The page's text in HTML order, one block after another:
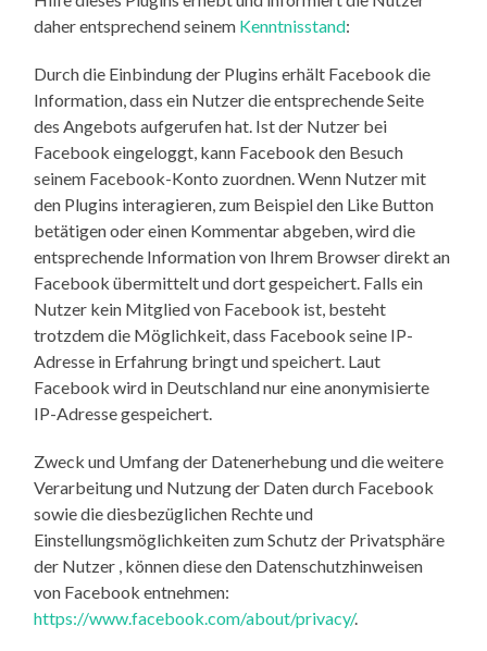
daher entsprechend seinem Kenntnisstand:
Durch die Einbindung der Plugins erhält Facebook die
Information, dass ein Nutzer die entsprechende Seite
des Angebots aufgerufen hat. Ist der Nutzer bei
Facebook eingeloggt, kann Facebook den Besuch
seinem Facebook-Konto zuordnen. Wenn Nutzer mit
den Plugins interagieren, zum Beispiel den Like Button
betätigen oder einen Kommentar abgeben, wird die
entsprechende Information von Ihrem Browser direkt an
Facebook übermittelt und dort gespeichert. Falls ein
Nutzer kein Mitglied von Facebook ist, besteht
trotzdem die Möglichkeit, dass Facebook seine IP-
Adresse in Erfahrung bringt und speichert. Laut
Facebook wird in Deutschland nur eine anonymisierte
IP-Adresse gespeichert.
Zweck und Umfang der Datenerhebung und die weitere
Verarbeitung und Nutzung der Daten durch Facebook
sowie die diesbezüglichen Rechte und
Einstellungsmöglichkeiten zum Schutz der Privatsphäre
der Nutzer , können diese den Datenschutzhinweisen
von Facebook entnehmen:
https://www.facebook.com/about/privacy/.